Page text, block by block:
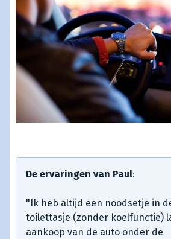
De ervaringen van Paul:
"Ik heb altijd een noodsetje in
toilettasje (zonder koelfunctie)
aankoop van de auto onder de